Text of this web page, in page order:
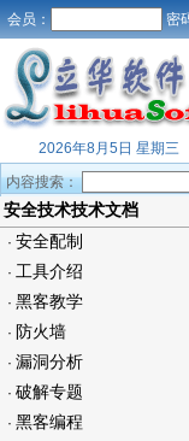
会员： 密
2026年8月5日 星期三
内容搜索：
安全技术技术文档
· 安全配制
· 工具介绍
· 黑客教学
· 防火墙
· 漏洞分析
· 破解专题
· 黑客编程